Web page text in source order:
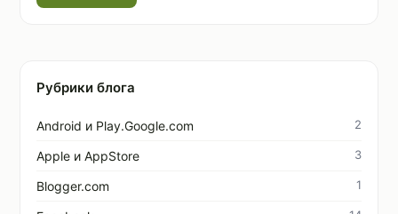
Рубрики блога
Android и Play.Google.com 2
Apple и AppStore 3
Blogger.com 1